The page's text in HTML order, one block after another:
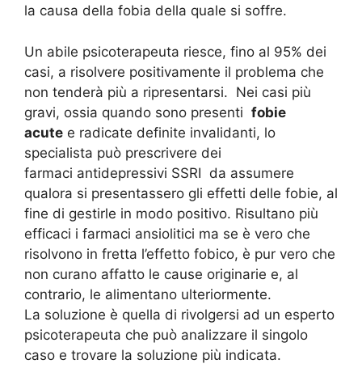
la causa della fobia della quale si soffre.
Un abile psicoterapeuta riesce, fino al 95% dei
casi, a risolvere positivamente il problema che
non tenderà più a ripresentarsi. Nei casi più
gravi, ossia quando sono presenti fobie
acute e radicate definite invalidanti, lo
specialista può prescrivere dei
farmaci antidepressivi SSRI da assumere
qualora si presentassero gli effetti delle fobie, al
fine di gestirle in modo positivo. Risultano più
efficaci i farmaci ansiolitici ma se è vero che
risolvono in fretta l’effetto fobico, è pur vero che
non curano affatto le cause originarie e, al
contrario, le alimentano ulteriormente.
La soluzione è quella di rivolgersi ad un esperto
psicoterapeuta che può analizzare il singolo
caso e trovare la soluzione più indicata.